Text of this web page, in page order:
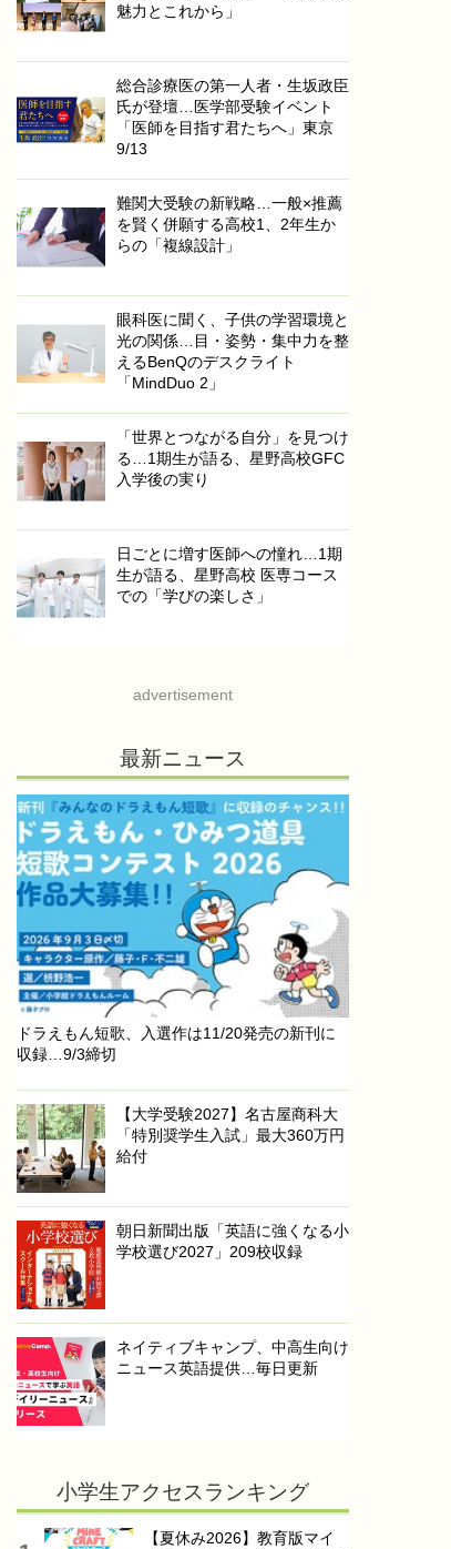
魅力とこれから」
総合診療医の第一人者・生坂政臣
氏が登壇…医学部受験イベント
「医師を目指す君たちへ」東京
9/13
難関大受験の新戦略…一般×推薦
を賢く併願する高校1、2年生か
らの「複線設計」
眼科医に聞く、子供の学習環境と
光の関係…目・姿勢・集中力を整
えるBenQのデスクライト
「MindDuo 2」
「世界とつながる自分」を見つけ
る…1期生が語る、星野高校GFC
入学後の実り
日ごとに増す医師への憧れ…1期
生が語る、星野高校 医専コース
での「学びの楽しさ」
advertisement
最新ニュース
ドラえもん短歌、入選作は11/20発売の新刊に
収録…9/3締切
【大学受験2027】名古屋商科大
「特別奨学生入試」最大360万円
給付
朝日新聞出版「英語に強くなる小
学校選び2027」209校収録
ネイティブキャンプ、中高生向け
ニュース英語提供…毎日更新
小学生アクセスランキング
【夏休み2026】教育版マイ